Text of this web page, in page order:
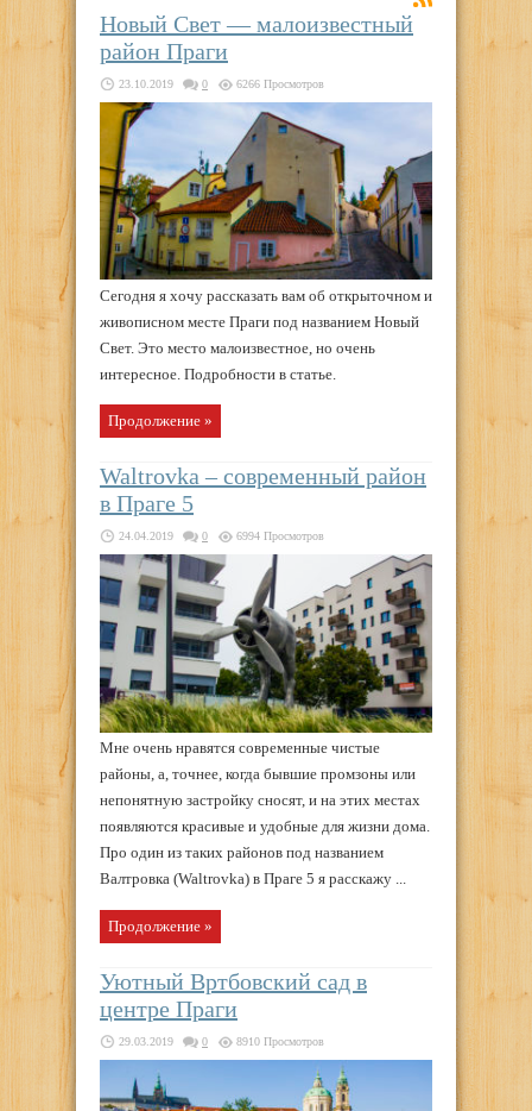
Новый Свет — малоизвестный
район Праги
23.10.2019 0 6266 Просмотров
Сегодня я хочу рассказать вам об открыточном и
живописном месте Праги под названием Новый
Свет. Это место малоизвестное, но очень
интересное. Подробности в статье.
Продолжение »
Waltrovka – современный район
в Праге 5
24.04.2019 0 6994 Просмотров
Мне очень нравятся современные чистые
районы, а, точнее, когда бывшие промзоны или
непонятную застройку сносят, и на этих местах
появляются красивые и удобные для жизни дома.
Про один из таких районов под названием
Валтровка (Waltrovka) в Праге 5 я расскажу ...
Продолжение »
Уютный Вртбовский сад в
центре Праги
29.03.2019 0 8910 Просмотров